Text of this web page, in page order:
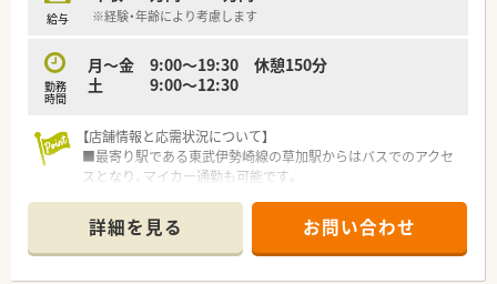
給与 ※経験・年齢により考慮します
勤務
時間
月～金 9:00～19:30 休憩150分
土 9:00～12:30
【店舗情報と応需状況について】
■最寄り駅である東武伊勢崎線の草加駅からはバスでのアクセ
スとなり、マイカー通勤も可能です。
療機関から処方箋を応需しています。
■1日の処方箋枚数は80枚から100枚程で、常勤薬剤師4名と非
常勤1名で対応しています。
詳細を見る お問い合わせ